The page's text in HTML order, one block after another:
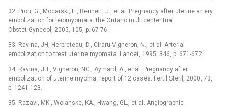
32. Pron, G., Mocarski, E., Bennett, J., et al. Pregnancy after uterine artery
embolization for leiomyomata: the Ontario multicenter trial.
Obstet Gynecol, 2005, 105, p. 67-76.
33. Ravina, JH, Herbreteau, D., Ciraru-Vigneron, N., et al. Arterial
embolization to treat uterine myomata. Lancet, 1995, 346, p. 671-672.
34. Ravina, JH., Vigneron, NC., Aymard, A., et al. Pregnancy after
embolization of uterine myoma: report of 12 cases. Fertil Steril, 2000, 73,
p. 1241-123.
35. Razavi, MK., Wolanske, KA., Hwang, GL., et al. Angiographic